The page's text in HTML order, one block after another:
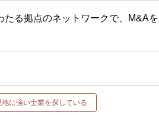
る拠点のネットワークで、M&A
地に強い士業を探している